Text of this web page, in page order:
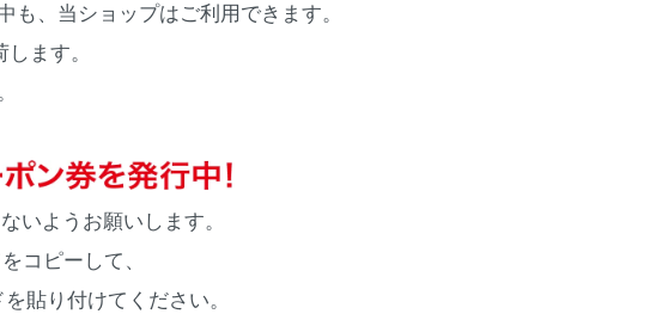
、当ショップはご利用できます。
ます。
いようお願いします。
コピーして、
貼り付けてください。